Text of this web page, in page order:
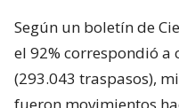
Según un boletín de
el 92% correspondió a
(293.043 traspasos),
fueron movimientos